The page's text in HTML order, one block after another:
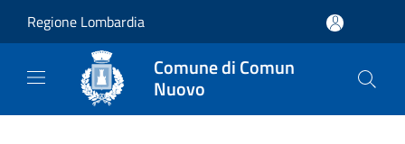
Regione Lombardia
Comune di Comun
Nuovo